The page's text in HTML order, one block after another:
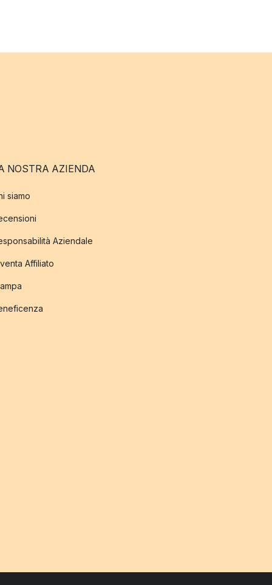
NOSTRA AZIENDA
siamo
Aziendale
Affiliato